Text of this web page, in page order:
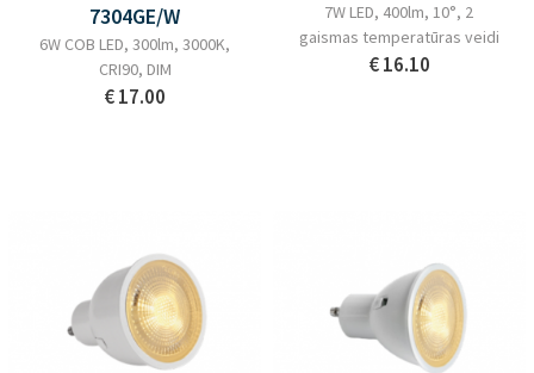
7304GE/W
6W COB LED, 300lm, 3000K,
CRI90, DIM
€ 17.00
7W LED, 400lm, 10°, 2
gaismas temperatūras veidi
€ 16.10